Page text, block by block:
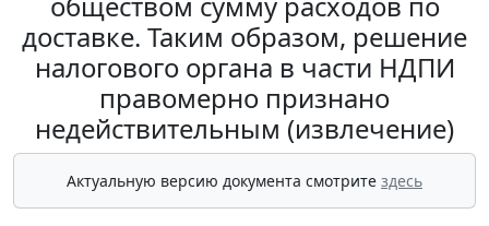
доставке. Таким образом, решение
налогового органа в части НДПИ
правомерно признано
недействительным (извлечение)
Актуальную версию документа смотрите здесь